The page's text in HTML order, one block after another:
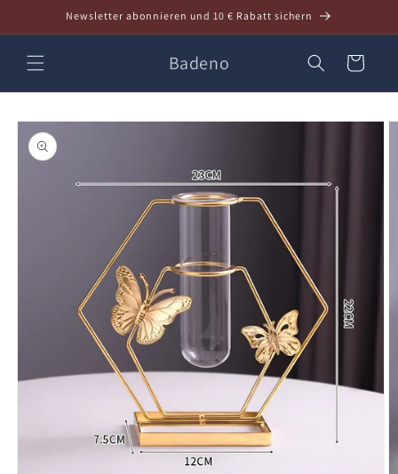
Inhalt
Newsletter abonnieren und 10 € Rabatt sichern
Badeno Warenkorb